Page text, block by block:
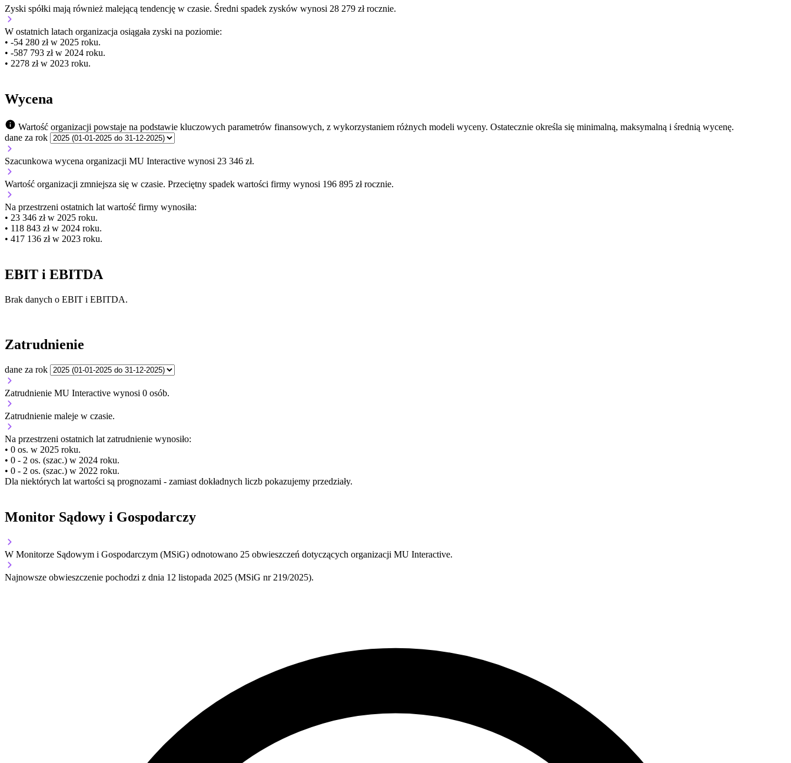
Zyski spółki mają również malejącą tendencję w czasie. Średni spadek zysków wynosi 28 279 zł rocznie.
W ostatnich latach organizacja osiągała zyski na poziomie:
• -54 280 zł w 2025 roku.
• -587 793 zł w 2024 roku.
• 2278 zł w 2023 roku.
Wycena
Wartość organizacji powstaje na podstawie kluczowych parametrów finansowych, z wykorzystaniem różnych modeli wyceny. Ostatecznie określa się minimalną, maksymalną i średnią wycenę.
dane za rok
Szacunkowa wycena organizacji MU Interactive wynosi 23 346 zł.
Wartość organizacji zmniejsza się w czasie. Przeciętny spadek wartości firmy wynosi 196 895 zł rocznie.
Na przestrzeni ostatnich lat wartość firmy wynosiła:
• 23 346 zł w 2025 roku.
• 118 843 zł w 2024 roku.
• 417 136 zł w 2023 roku.
EBIT i EBITDA
Brak danych o EBIT i EBITDA.
Zatrudnienie
dane za rok
Zatrudnienie MU Interactive wynosi 0 osób.
Zatrudnienie maleje w czasie.
Na przestrzeni ostatnich lat zatrudnienie wynosiło:
• 0 os. w 2025 roku.
• 0 - 2 os. (szac.) w 2024 roku.
• 0 - 2 os. (szac.) w 2022 roku.
Dla niektórych lat wartości są prognozami - zamiast dokładnych liczb pokazujemy przedziały.
Monitor Sądowy i Gospodarczy
W Monitorze Sądowym i Gospodarczym (MSiG) odnotowano 25 obwieszczeń dotyczących organizacji MU Interactive.
Najnowsze obwieszczenie pochodzi z dnia 12 listopada 2025 (MSiG nr 219/2025).